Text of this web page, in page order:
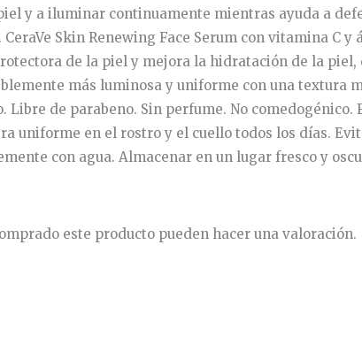
y a iluminar continuamente mientras ayuda a
Skin Renewing Face Serum con vitamina C
de la piel y mejora la hidratación de la
más luminosa y uniforme con una textura
de parabeno. Sin perfume. No comedogénico.
uniforme en el rostro y el cuello todos los días.
con agua. Almacenar en un lugar fresco y
este producto pueden hacer una valoración.